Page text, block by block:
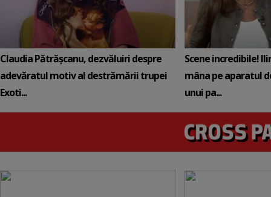
Claudia Pătrășcanu, dezvăluiri despre
adevăratul motiv al destrămării trupei
Exoti...
Scene incredibile!
mâna pe aparatul
unui pa...